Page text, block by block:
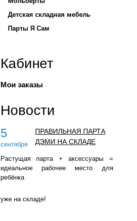
Детская складная мебель
Парты Я Сам
Кабинет
Мои заказы
Новости
5
сентября
ПРАВИЛЬНАЯ ПАРТА
ДЭМИ НА СКЛАДЕ
Растущая парта + аксессуары =
идеальное рабочее место для
ребёнка
уже на складе!